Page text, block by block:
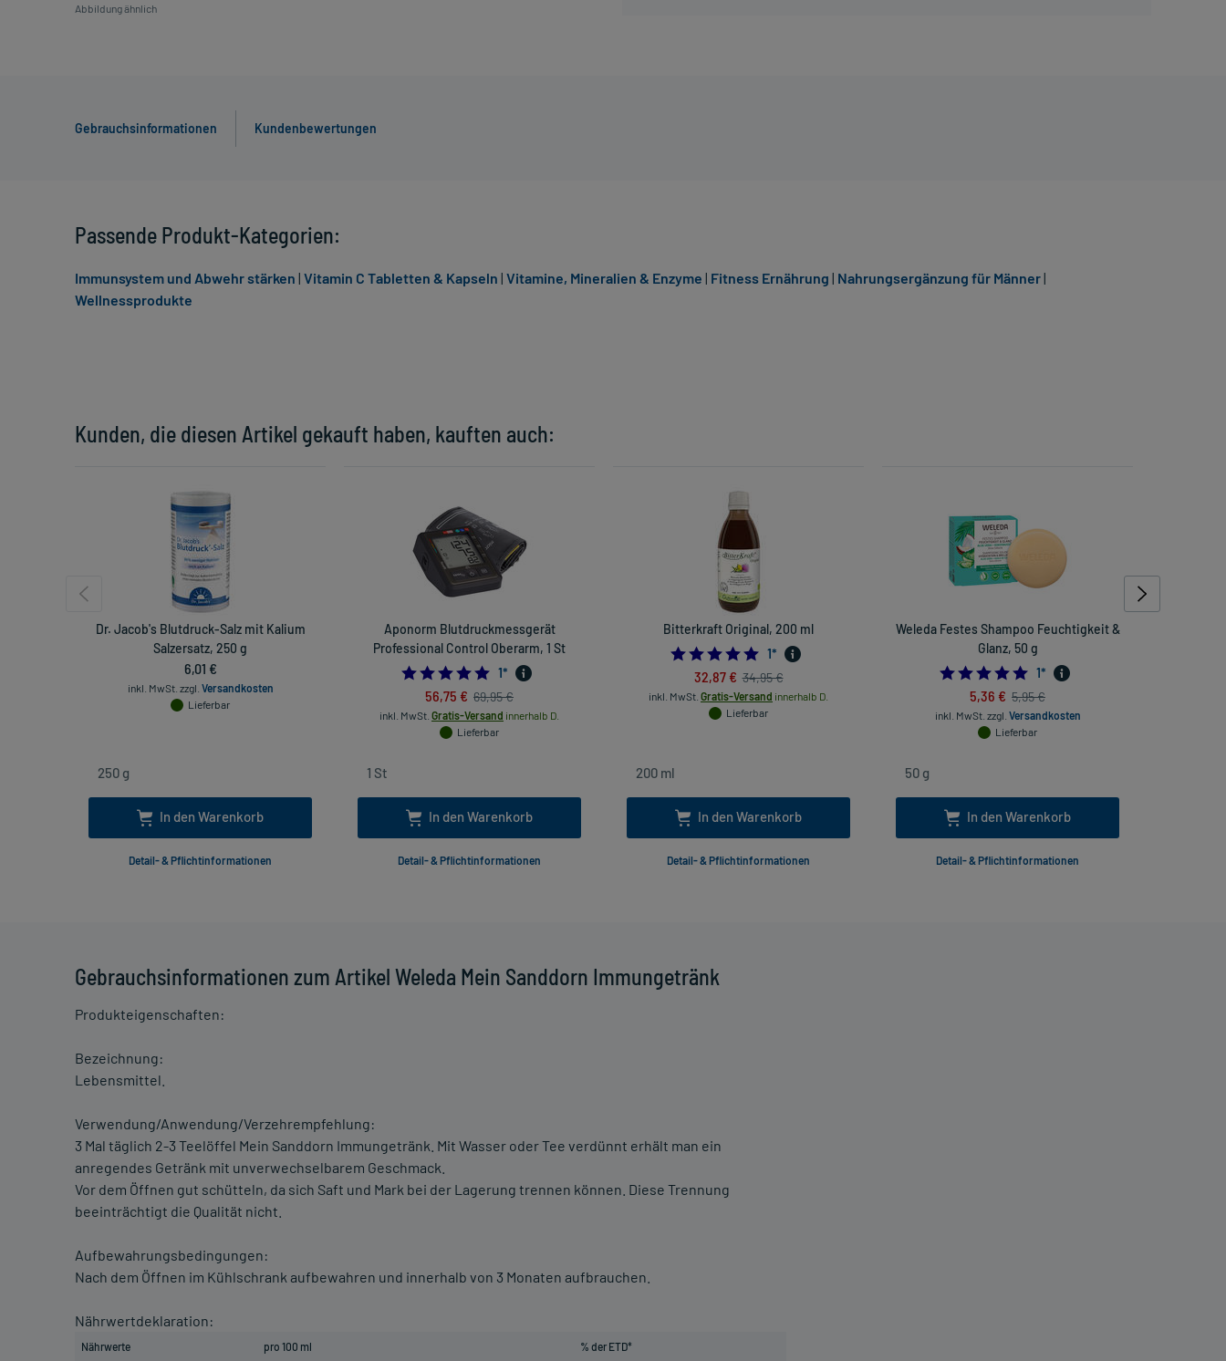
Abbildung ähnlich
Gebrauchsinformationen Kundenbewertungen
Gebrauchsinformationen zum Artikel Weleda Mein Sanddorn Immungetränk
Produkteigenschaften:
Bezeichnung:
Lebensmittel.
Verwendung/Anwendung/Verzehrempfehlung:
3 Mal täglich 2-3 Teelöffel Mein Sanddorn Immungetränk. Mit Wasser oder Tee verdünnt erhält man ein
anregendes Getränk mit unverwechselbarem Geschmack.
Vor dem Öffnen gut schütteln, da sich Saft und Mark bei der Lagerung trennen können. Diese Trennung
beeinträchtigt die Qualität nicht.
Aufbewahrungsbedingungen:
Nach dem Öffnen im Kühlschrank aufbewahren und innerhalb von 3 Monaten aufbrauchen.
Nährwertdeklaration:
Nährwerte pro 100 ml % der ETD*
Kunden, die diesen Artikel gekauft haben, kauften auch:
Dr. Jacob's Blutdruck-Salz mit Kalium
Salzersatz, 250 g
6,01 €
inkl. MwSt. zzgl. Versandkosten
Lieferbar
In den Warenkorb
Detail- & Pflichtinformationen
Aponorm Blutdruckmessgerät
Professional Control Oberarm, 1 St
5.0
1*
56,75 € 69,95 €
inkl. MwSt. Gratis-Versand innerhalb D.
Lieferbar
In den Warenkorb
Detail- & Pflichtinformationen
Bitterkraft Original, 200 ml
5.0
1*
32,87 € 34,95 €
inkl. MwSt. Gratis-Versand innerhalb D.
Lieferbar
In den Warenkorb
Detail- & Pflichtinformationen
Weleda Festes Shampoo Feuchtigkeit &
Glanz, 50 g
5.0
1*
5,36 € 5,95 €
inkl. MwSt. zzgl. Versandkosten
Lieferbar
In den Warenkorb
Detail- & Pflichtinformationen
Passende Produkt-Kategorien:
Immunsystem und Abwehr stärken | Vitamin C Tabletten & Kapseln | Vitamine, Mineralien & Enzyme | Fitness Ernährung | Nahrungsergänzung für Männer|
Wellnessprodukte